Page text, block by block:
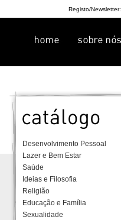
Registo/Newsletter:
Desenvolvimento Pessoal
Lazer e Bem Estar
Saúde
Ideias e Filosofia
Religião
Educação e Família
Sexualidade